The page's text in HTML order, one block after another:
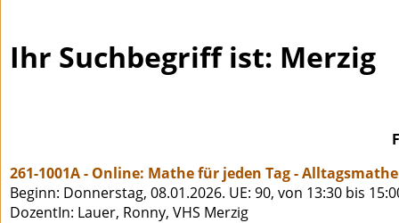
Ihr Suchbegriff ist: Merzig
261-1001A - Online: Mathe für jeden Tag -
Beginn: Donnerstag, 08.01.2026. UE: 90, von 13:30 bis
DozentIn: Lauer, Ronny, VHS Merzig